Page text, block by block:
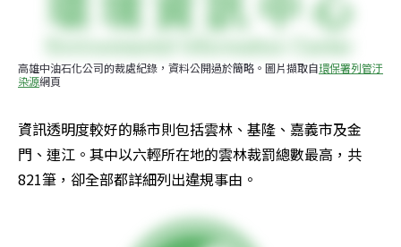
高雄中油石化公司的裁處紀錄，資料公開過於簡略。圖片擷取自環保署列管汙
染源網頁
資訊透明度較好的縣市則包括雲林、基隆、嘉義市及金
門、連江。其中以六輕所在地的雲林裁罰總數最高，共
821筆，卻全部都詳細列出違規事由。